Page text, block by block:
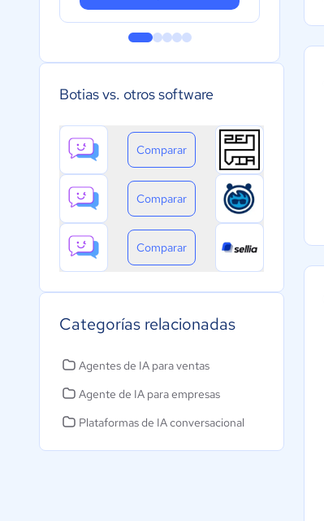
Botias vs. otros software
Comparar
Comparar
Comparar
Categorías relacionadas
Agentes de IA para ventas
Agente de IA para empresas
Plataformas de IA conversacional